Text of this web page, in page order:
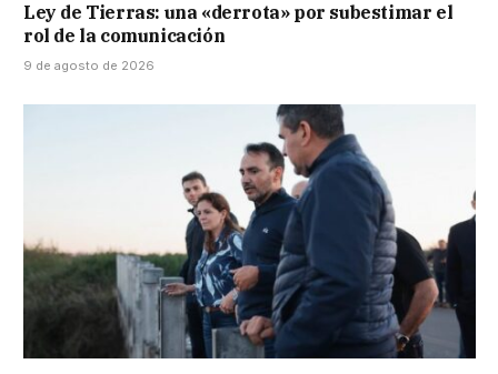
Ley de Tierras: una «derrota» por subestimar el
rol de la comunicación
9 de agosto de 2026